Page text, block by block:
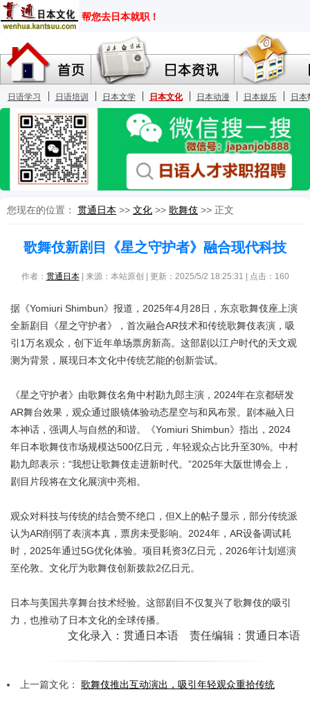
您现在的位置： 贯通日本 >> 文化 >> 歌舞伎 >> 正文
歌舞伎新剧目《星之守护者》融合现代科技
作者： 贯通日本| 来源：本站原创 | 更新：2025/5/2 18:25:31 | 点击： 160
据《Yomiuri Shimbun》报道，2025年4月28日，东京歌舞伎座上演
全新剧目《星之守护者》，首次融合AR技术和传统歌舞伎表演，吸
引1万名观众，创下近年单场票房新高。这部剧以江户时代的天文观
测为背景，展现日本文化中传统艺能的创新尝试。
《星之守护者》由歌舞伎名角中村勘九郎主演，2024年在京都研发
AR舞台效果，观众通过眼镜体验动态星空与和风布景。剧本融入日
本神话，强调人与自然的和谐。《Yomiuri Shimbun》指出，2024
年日本歌舞伎市场规模达500亿日元，年轻观众占比升至30%。中村
勘九郎表示：“我想让歌舞伎走进新时代。”2025年大阪世博会上，
剧目片段将在文化展演中亮相。
观众对科技与传统的结合赞不绝口，但X上的帖子显示，部分传统派
认为AR削弱了表演本真，票房未受影响。2024年，AR设备调试耗
时，2025年通过5G优化体验。项目耗资3亿日元，2026年计划巡演
至伦敦。文化厅为歌舞伎创新拨款2亿日元。
日本与美国共享舞台技术经验。这部剧目不仅复兴了歌舞伎的吸引
力，也推动了日本文化的全球传播。
文化录入：贯通日本语 责任编辑：贯通日本语
上一篇文化： 歌舞伎推出互动演出，吸引年轻观众重拾传统